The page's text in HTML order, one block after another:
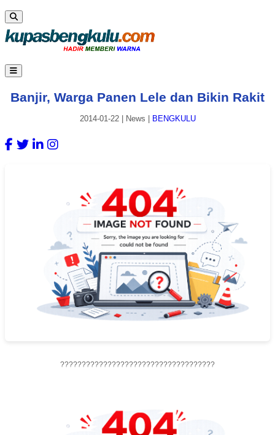
Banjir, Warga Panen Lele dan Bikin Rakit
2014-01-22| News BENGKULU
????????????????????????????????????